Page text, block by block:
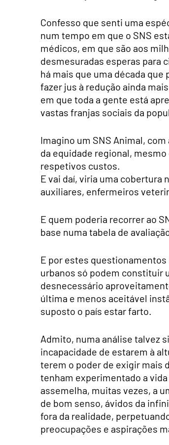
Confesso que senti uma
num tempo em que o SNS
médicos, em que são aos
desmesuradas esperas para
há mais que uma década
fazer jus à redução ainda
em que toda a gente está
vastas franjas sociais da
Imagino um SNS Animal,
da equidade regional,
respetivos custos.
E vai daí, viria uma
auxiliares, enfermeiros
E quem poderia recorrer ao
base numa tabela de
E por estes
urbanos só podem constituir
desnecessário
última e menos aceitável
suposto o país estar farto.
Admito, numa análise talvez
incapacidade de estarem à
terem o poder de exigir mais
tenham experimentado a
assemelha, muitas vezes, a
de bom senso, ávidos da
fora da realidade,
preocupações e aspirações